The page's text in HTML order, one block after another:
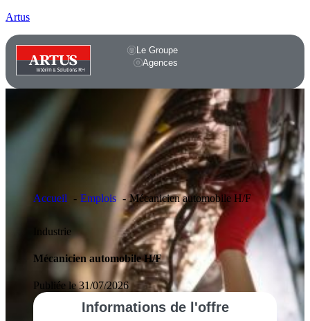
Artus
Le Groupe
Agences
Accueil Emplois Mécanicien automobile H/F
Industrie
Mécanicien automobile H/F
Publiée le 31/07/2026
Informations de l'offre